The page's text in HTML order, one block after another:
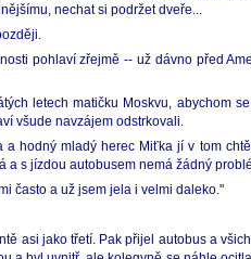
nechat si podržet dveře...
pohlaví zřejmě -- už dávno před
letech matičku Moskvu,
všude navzájem odstrkovali.
hodný mladý herec Miťka jí v tom
s jízdou autobusem nemá žádný
často a už jsem jela i velmi daleko."
asi jako třetí. Pak přijel autobus a